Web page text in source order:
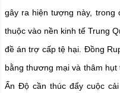
gây ra hiện tượng này, trong
thuộc vào nền kinh tế Trung
đề án trợ cấp tệ hại. Đồng
bằng thương mại và thâm
Ấn Độ cần thúc đẩy cuộc